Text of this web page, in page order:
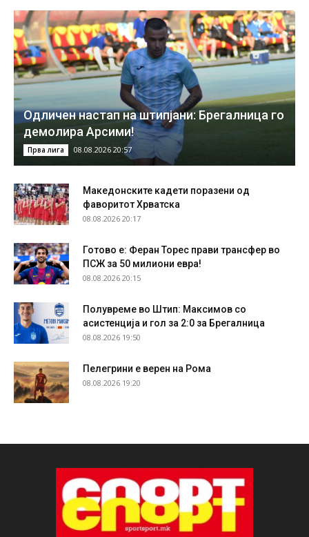
Одличен настап на штипјани: Брегалница го
демолира Арсими!
Прва лига 08.08.2026 20:57
Македонските кадети поразени од
фаворитот Хрватска
08.08.2026 20:17
Готово е: Феран Торес прави трансфер во
ПСЖ за 50 милиони евра!
08.08.2026 20:15
Полувреме во Штип: Максимов со
асистенција и гол за 2:0 за Брегалница
08.08.2026 19:50
Пелегрини е верен на Рома
08.08.2026 19:20